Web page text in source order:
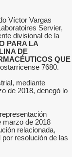
Víctor Vargas
Servier,
divisional de la
PARA LA
DE
QUE
7680.
mediante
de 2018, denegó lo
marzo de 2018
relacionada,
por resolución de las